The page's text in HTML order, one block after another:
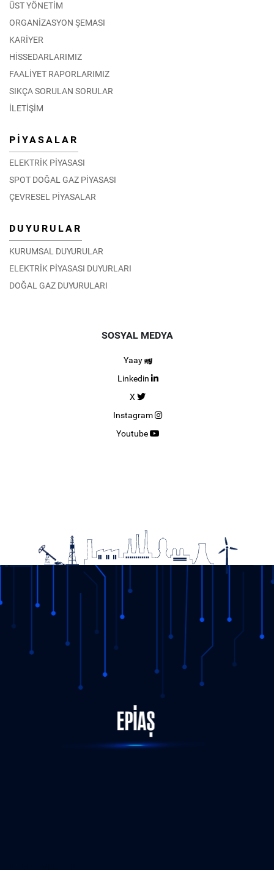
ÜST YÖNETİM
ORGANİZASYON ŞEMASI
KARİYER
HİSSEDARLARIMIZ
FAALİYET RAPORLARIMIZ
SIKÇA SORULAN SORULAR
İLETİŞİM
PİYASALAR
ELEKTRİK PİYASASI
SPOT DOĞAL GAZ PİYASASI
ÇEVRESEL PİYASALAR
DUYURULAR
KURUMSAL DUYURULAR
ELEKTRİK PİYASASI DUYURLARI
DOĞAL GAZ DUYURULARI
SOSYAL MEDYA
Yaay
Linkedin
X
Instagram
Youtube